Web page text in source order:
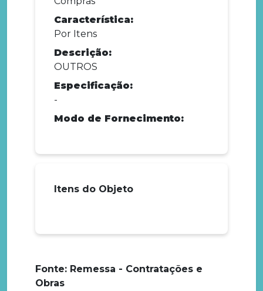
Característica:
Por Itens
Descrição:
OUTROS
Especificação:
-
Modo de Fornecimento:
Itens do Objeto
Fonte: Remessa - Contratações e
Obras